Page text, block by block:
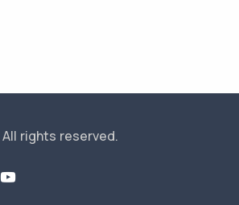
All rights reserved.